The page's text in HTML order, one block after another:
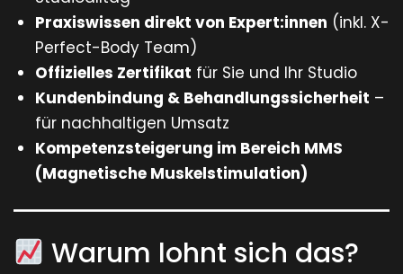
Praxiswissen direkt von Expert:innen (inkl. X-
Perfect-Body Team)
Offizielles Zertifikat für Sie und Ihr Studio
Kundenbindung & Behandlungssicherheit –
für nachhaltigen Umsatz
Kompetenzsteigerung im Bereich MMS
(Magnetische Muskelstimulation)
Warum lohnt sich das?